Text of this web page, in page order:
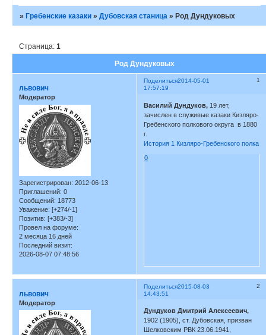
»Гребенские казаки »Дубовская станица »Род Дундуковых
Род Дундуковых
Страница:1
Поделиться 1
2014-05-01
17:57:19
львович
Модератор
Зарегистрирован: 2012-06-13
Приглашений: 0
Сообщений: 18773
Уважение: [+274/-1]
Позитив: [+383/-3]
Провел на форуме:
2 месяца 16 дней
Последний визит:
2026-08-07 07:48:56
Василий Дундуков, 19 лет,
зачислен в служивые казаки Кизляро-
Гребенского полкового округа в 1880
г.
История 1 Кизляро-Гребенского полка
0
Поделиться 2
2015-08-03
14:43:51
львович
Модератор
Дундуков Дмитрий Алексеевич,
1902 (1905), ст. Дубовская, призван
Шелковским РВК 23.06.1941,